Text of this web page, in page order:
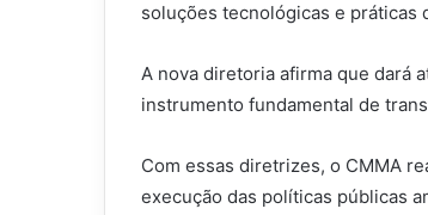
soluções tecnológicas e práticas
A nova diretoria afirma que dará
instrumento fundamental de
Com essas diretrizes, o CMMA
execução das políticas públicas